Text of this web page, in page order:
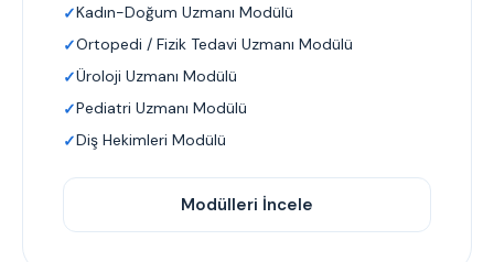
Kadın-Doğum Uzmanı Modülü
Ortopedi / Fizik Tedavi Uzmanı Modülü
Üroloji Uzmanı Modülü
Pediatri Uzmanı Modülü
Diş Hekimleri Modülü
Modülleri İncele